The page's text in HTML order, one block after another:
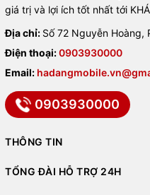
giá trị và lợi ích tốt nhất tới
Địa chỉ: Số 72 Nguyễn Hoàng,
Điện thoại:0903930000
Email:
0903930000
THÔNG TIN
TỔNG ĐÀI HỖ TRỢ 24H